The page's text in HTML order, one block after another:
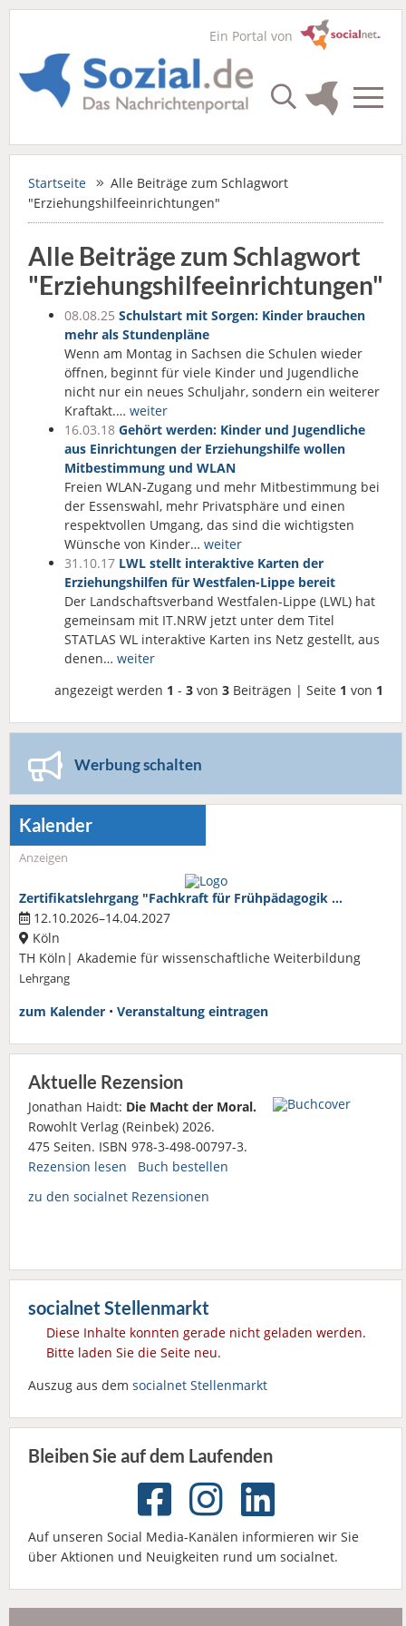
Ein Portal von
Startseite
Alle Beiträge zum Schlagwort
"Erziehungshilfeeinrichtungen"
Alle Beiträge zum Schlagwort
"Erziehungshilfeeinrichtungen"
08.08.25 Schulstart mit Sorgen: Kinder brauchen
mehr als Stundenpläne
Wenn am Montag in Sachsen die Schulen wieder
öffnen, beginnt für viele Kinder und Jugendliche
nicht nur ein neues Schuljahr, sondern ein weiterer
Kraftakt.… weiter
16.03.18 Gehört werden: Kinder und Jugendliche
aus Einrichtungen der Erziehungshilfe wollen
Mitbestimmung und WLAN
Freien WLAN-Zugang und mehr Mitbestimmung bei
der Essenswahl, mehr Privatsphäre und einen
respektvollen Umgang, das sind die wichtigsten
Wünsche von Kinder… weiter
31.10.17 LWL stellt interaktive Karten der
Erziehungshilfen für Westfalen-Lippe bereit
Der Landschaftsverband Westfalen-Lippe (LWL) hat
gemeinsam mit IT.NRW jetzt unter dem Titel
STATLAS WL interaktive Karten ins Netz gestellt, aus
denen… weiter
angezeigt werden 1 - 3 von 3 Beiträgen | Seite 1 von 1
Werbung schalten
Kalender
Anzeigen
Zertifikatslehrgang "Fachkraft für Frühpädagogik …
12.10.2026–14.04.2027
Köln
TH Köln| Akademie für wissenschaftliche Weiterbildung
Lehrgang
zum Kalender • Veranstaltung eintragen
Aktuelle Rezension
Jonathan Haidt: Die Macht der Moral.
Rowohlt Verlag (Reinbek) 2026.
475 Seiten. ISBN 978-3-498-00797-3.
Rezension lesen
Buch bestellen
zu den socialnet Rezensionen
socialnet Stellenmarkt
Diese Inhalte konnten gerade nicht geladen werden.
Bitte laden Sie die Seite neu.
Auszug aus dem socialnet Stellenmarkt
Bleiben Sie auf dem Laufenden
Auf unseren Social Media-Kanälen informieren wir Sie
über Aktionen und Neuigkeiten rund um socialnet.